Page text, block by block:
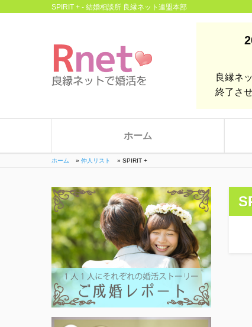
SPIRIT + - 結婚相談所 良縁ネット連盟本部
良縁ネ
終了さ
ホーム
ホーム » 仲人リスト » SPIRIT +